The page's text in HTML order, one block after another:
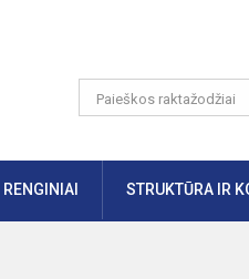
RENGINIAI STRUKTŪRA IR